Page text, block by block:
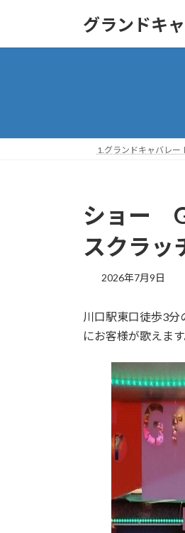
グランドキ
1.グランドキャバレー
ショー
スクラッ
2026年7月9日
川口駅東口徒歩3分
にお客様が歌えま